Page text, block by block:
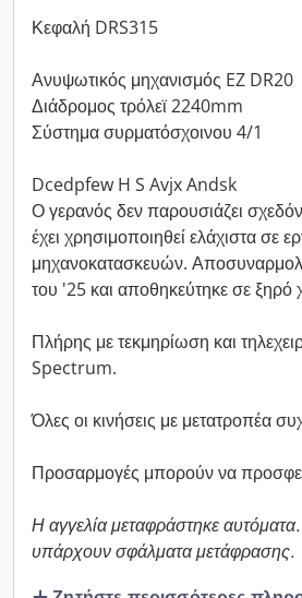
Κεφαλή DRS315
Ανυψωτικός μηχανισμός EZ DR20
Διάδρομος τρόλεϊ 2240mm
Σύστημα συρματόσχοινου 4/1
Dcedpfew H S Avjx Andsk
Ο γερανός δεν παρουσιάζει
έχει χρησιμοποιηθεί ελάχιστα σε
μηχανοκατασκευών.
του '25 και αποθηκεύτηκε σε ξηρό
Πλήρης με τεκμηρίωση και
Spectrum.
Όλες οι κινήσεις με μετατροπέα
Προσαρμογές μπορούν να
Η αγγελία μεταφράστηκε
υπάρχουν σφάλματα μετάφρασης.